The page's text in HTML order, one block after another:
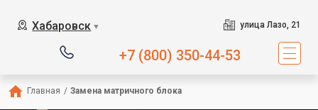
Хабаровск ▼ улица Лазо, 21
+7 (800) 350-44-53
Главная / Замена матричного блока